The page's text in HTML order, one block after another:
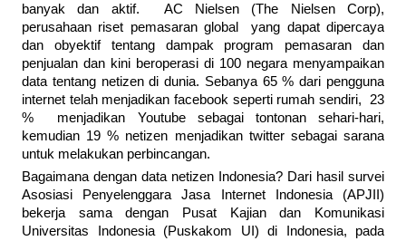
banyak dan aktif. AC Nielsen (The Nielsen Corp),
perusahaan riset pemasaran global yang dapat dipercaya
dan obyektif tentang dampak program pemasaran dan
penjualan dan kini beroperasi di 100 negara menyampaikan
data tentang netizen di dunia. Sebanya 65 % dari pengguna
internet telah menjadikan facebook seperti rumah sendiri, 23
% menjadikan Youtube sebagai tontonan sehari-hari,
kemudian 19 % netizen menjadikan twitter sebagai sarana
untuk melakukan perbincangan.
Bagaimana dengan data netizen Indonesia? Dari hasil survei
Asosiasi Penyelenggara Jasa Internet Indonesia (APJII)
bekerja sama dengan Pusat Kajian dan Komunikasi
Universitas Indonesia (Puskakom UI) di Indonesia, pada